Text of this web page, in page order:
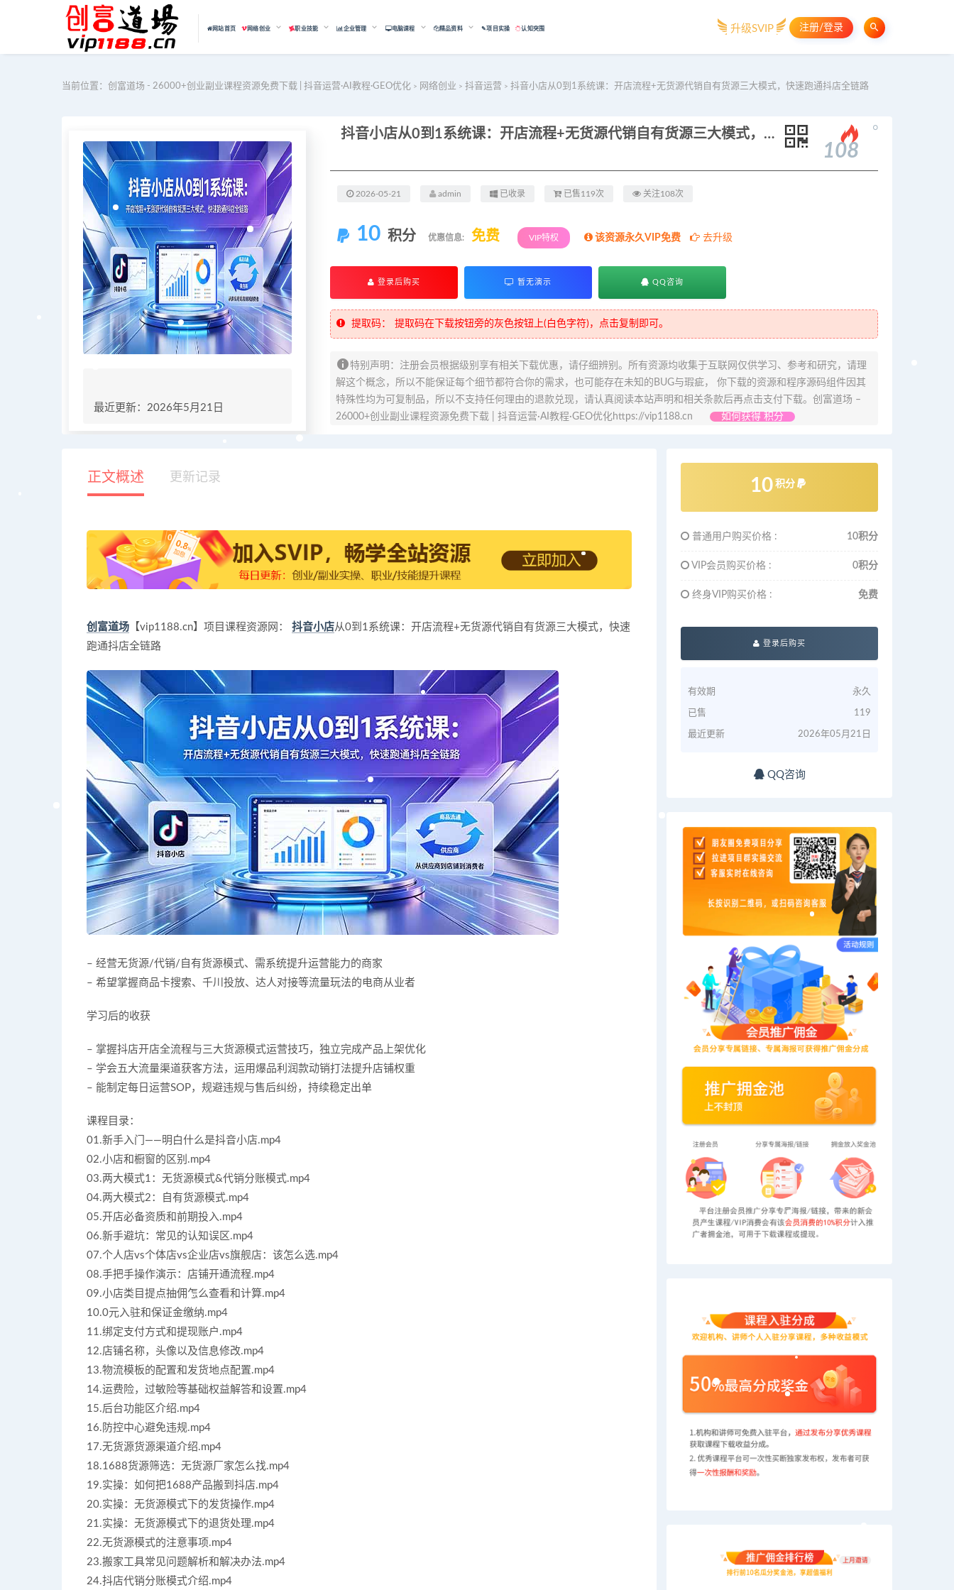
网站首页 网络创业 职业技能 企业管理 电脑课程 精品资料 ✎项目实操 认知突围 升级SVIP 注册/登录
当前位置： 创富道场 - 26000+创业副业课程资源免费下载 | 抖音运营·AI教程·GEO优化 > 网络创业 > 抖音运营 > 抖音小店从0到1系统课：开店流程+无货源代销自有货源三大模式，快速跑通抖店全链路
最近更新：2026年5月21日
抖音小店从0到1系统课：开店流程+无货源代销自有货源三大模式，快速跑通抖店全链路
108
。
2026-05-21 admin 已收录 已售119次 关注108次
10 积分 优惠信息: 免费 VIP特权 该资源永久VIP免费 去升级
登录后购买 暂无演示 QQ咨询
提取码： 提取码在下载按钮旁的灰色按钮上(白色字符)，点击复制即可。
特别声明：注册会员根据级别享有相关下载优惠，请仔细辨别。所有资源均收集于互联网仅供学习、参考和研究，请理
解这个概念，所以不能保证每个细节都符合你的需求，也可能存在未知的BUG与瑕疵， 你下载的资源和程序源码组件因其
特殊性均为可复制品，所以不支持任何理由的退款兑现，请认真阅读本站声明和相关条款后再点击支付下载。创富道场 –
26000+创业副业课程资源免费下载 | 抖音运营·AI教程·GEO优化https://vip1188.cn
如何获得 积分
正文概述 更新记录
创富道场 【vip1188.cn】项目课程资源网： 抖音小店从0到1系统课：开店流程+无货源代销自有货源三大模式，快速
跑通抖店全链路
– 经营无货源/代销/自有货源模式、需系统提升运营能力的商家
– 希望掌握商品卡搜索、千川投放、达人对接等流量玩法的电商从业者
学习后的收获
– 掌握抖店开店全流程与三大货源模式运营技巧，独立完成产品上架优化
– 学会五大流量渠道获客方法，运用爆品利润款动销打法提升店铺权重
– 能制定每日运营SOP，规避违规与售后纠纷，持续稳定出单
课程目录：
01.新手入门——明白什么是抖音小店.mp4
02.小店和橱窗的区别.mp4
03.两大模式1：无货源模式&代销分账模式.mp4
04.两大模式2：自有货源模式.mp4
05.开店必备资质和前期投入.mp4
06.新手避坑：常见的认知误区.mp4
07.个人店vs个体店vs企业店vs旗舰店：该怎么选.mp4
08.手把手操作演示：店铺开通流程.mp4
09.小店类目提点抽佣怎么查看和计算.mp4
10.0元入驻和保证金缴纳.mp4
11.绑定支付方式和提现账户.mp4
12.店铺名称，头像以及信息修改.mp4
13.物流模板的配置和发货地点配置.mp4
14.运费险，过敏险等基础权益解答和设置.mp4
15.后台功能区介绍.mp4
16.防控中心避免违规.mp4
17.无货源货源渠道介绍.mp4
18.1688货源筛选：无货源厂家怎么找.mp4
19.实操：如何把1688产品搬到抖店.mp4
20.实操：无货源模式下的发货操作.mp4
21.实操：无货源模式下的退货处理.mp4
22.无货源模式的注意事项.mp4
23.搬家工具常见问题解析和解决办法.mp4
24.抖店代销分账模式介绍.mp4
10 积分
普通用户购买价格 : 10积分
VIP会员购买价格 : 0积分
终身VIP购买价格 : 免费
登录后购买
有效期 永久
已售 119
最近更新 2026年05月21日
QQ咨询